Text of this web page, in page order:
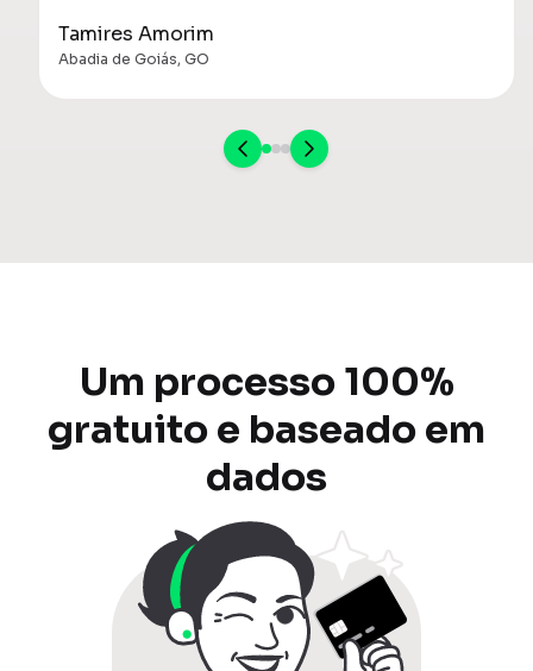
Tamires Amorim
Abadia de Goiás, GO
Um processo 100%
gratuito e baseado em
dados